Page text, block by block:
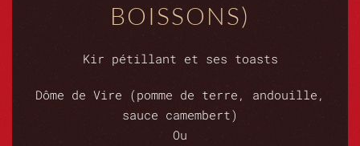
BOISSONS)
Kir pétillant et ses toasts
Dôme de Vire (pomme de terre, andouille,
sauce camembert)
Ou